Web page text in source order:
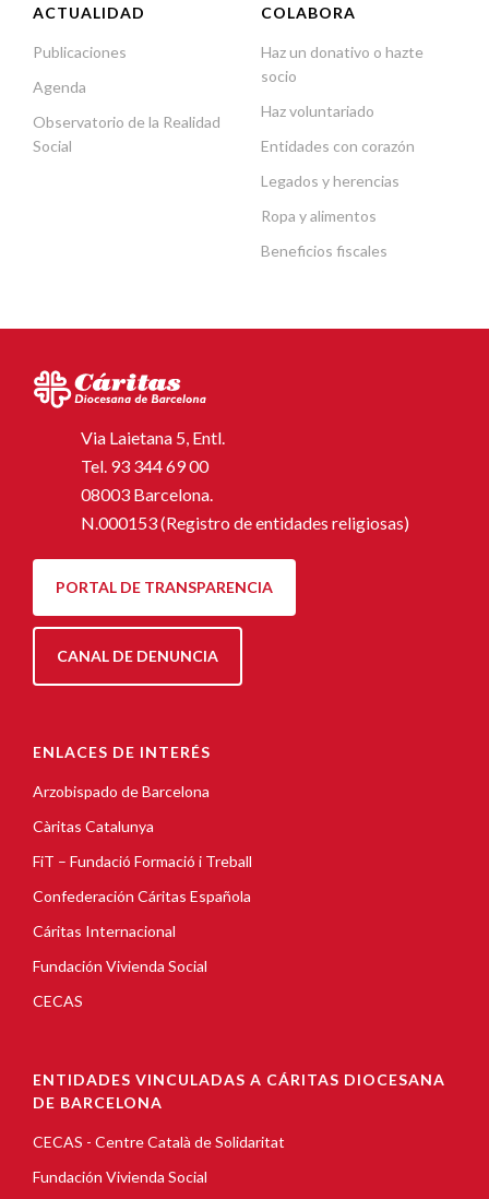
ACTUALIDAD
Publicaciones
Agenda
Observatorio de la Realidad
Social
COLABORA
Haz un donativo o hazte
socio
Haz voluntariado
Entidades con corazón
Legados y herencias
Ropa y alimentos
Beneficios fiscales
Via Laietana 5, Entl.
Tel. 93 344 69 00
08003 Barcelona.
N.000153 (Registro de entidades religiosas)
PORTAL DE TRANSPARENCIA
CANAL DE DENUNCIA
ENLACES DE INTERÉS
Arzobispado de Barcelona
Càritas Catalunya
FiT – Fundació Formació i Treball
Confederación Cáritas Española
Cáritas Internacional
Fundación Vivienda Social
CECAS
ENTIDADES VINCULADAS A CÁRITAS DIOCESANA
DE BARCELONA
CECAS - Centre Català de Solidaritat
Fundación Vivienda Social